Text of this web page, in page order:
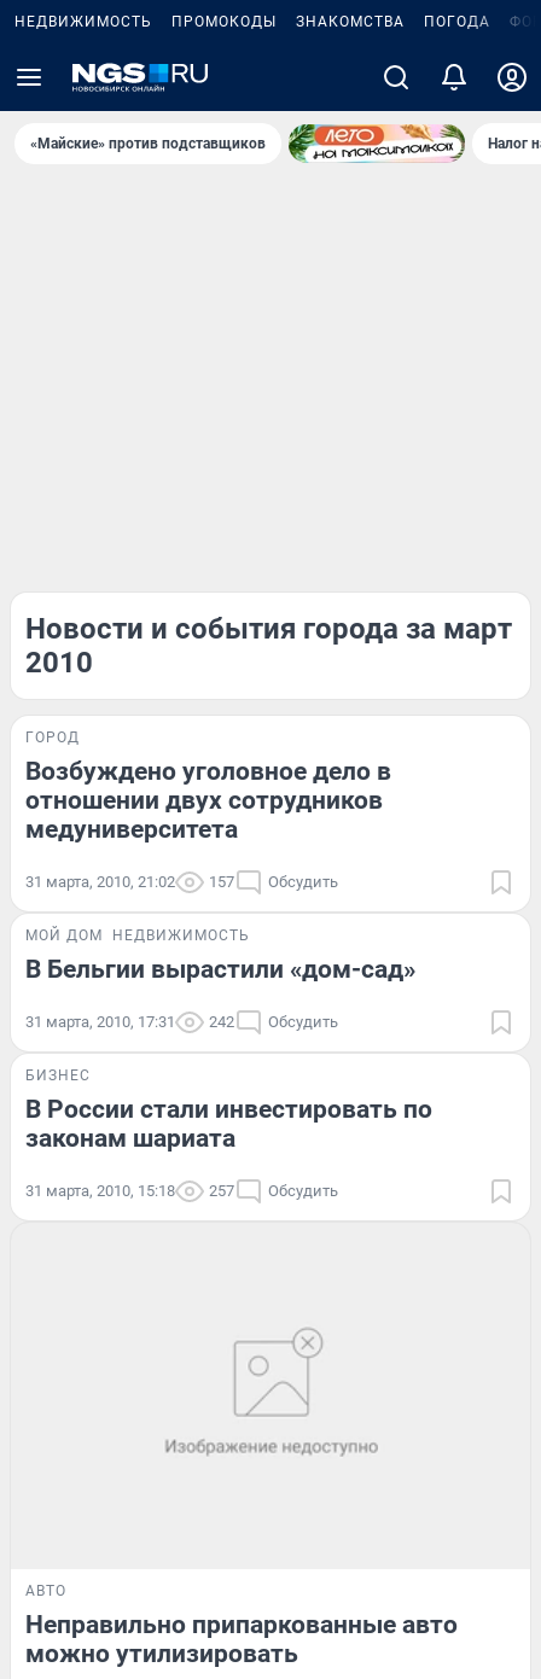
НЕДВИЖИМОСТЬ ПРОМОКОДЫ ЗНАКОМСТВА ПОГОДА
«Майские» против подставщиков Налог
Новости и события города за март
2010
ГОРОД
Возбуждено уголовное дело в
отношении двух сотрудников
медуниверситета
31 марта, 2010, 21:02 157 Обсудить
МОЙ ДОМ НЕДВИЖИМОСТЬ
В Бельгии вырастили «дом-сад»
31 марта, 2010, 17:31 242 Обсудить
БИЗНЕС
В России стали инвестировать по
законам шариата
31 марта, 2010, 15:18 257 Обсудить
АВТО
Неправильно припаркованные авто
можно утилизировать